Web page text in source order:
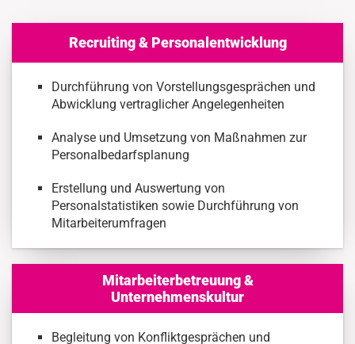
Recruiting & Personalentwicklung
Durchführung von Vorstellungsgesprächen und
Abwicklung vertraglicher Angelegenheiten
Analyse und Umsetzung von Maßnahmen zur
Personalbedarfsplanung
Erstellung und Auswertung von
Personalstatistiken sowie Durchführung von
Mitarbeiterumfragen
Mitarbeiterbetreuung &
Unternehmenskultur
Begleitung von Konfliktgesprächen und